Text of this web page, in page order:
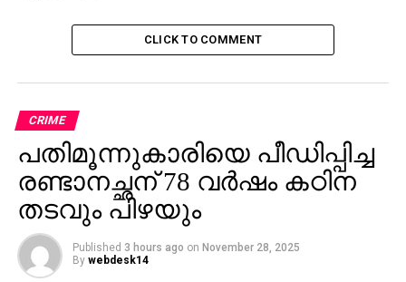
CLICK TO COMMENT
CRIME
പതിമൂന്നുകാരിയെ പീഡിപ്പിച്ച
രണ്ടാനച്ഛന് 78 വർഷം കഠിന
തടവും പിഴയും
Published 3 hours ago on November 28, 2025
By webdesk14